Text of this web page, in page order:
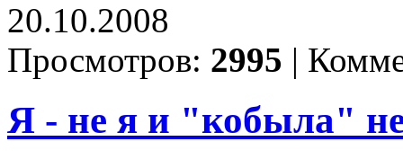
20.10.2008
Просмотров: 2995 |
Я - не я и "кобыла"